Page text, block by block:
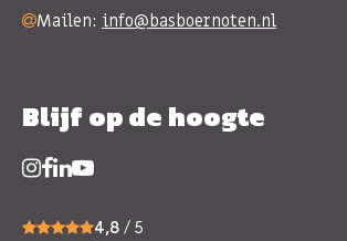
Mailen: info@basboernoten.nl
Blijf op de hoogte
4,8 / 5